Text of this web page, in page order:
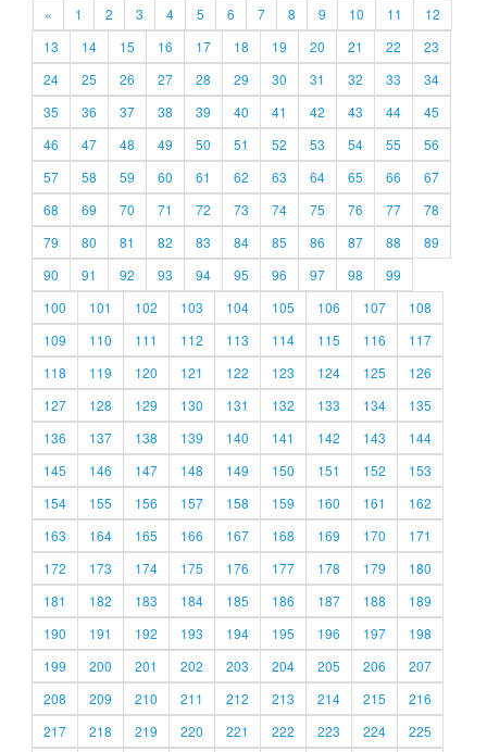
« 1 2 3 4 5 6 7 8 9 10 11
12
13
14 15 16 17 18 19 20 21 22
23
24
25 26 27 28 29 30 31 32 33
34
35
36 37 38 39 40 41 42 43 44
45
46
47 48 49 50 51 52 53 54 55
56
57
58 59 60 61 62 63 64 65 66
67
68
69 70 71 72 73 74 75 76 77
78
79
80 81 82 83 84 85 86 87 88
89
90
91 92 93 94 95 96 97 98
99
100
101 102 103 104 105 106 107
108
109
110 111 112 113 114 115 116
117
118
119 120 121 122 123 124 125
126
127
128 129 130 131 132 133 134
135
136
137 138 139 140 141 142 143
144
145
146 147 148 149 150 151 152
153
154
155 156 157 158 159 160 161
162
163
164 165 166 167 168 169 170
171
172
173 174 175 176 177 178 179
180
181
182 183 184 185 186 187 188
189
190
191 192 193 194 195 196 197
198
199
200 201 202 203 204 205 206
207
208
209 210 211 212 213 214 215
216
217
218 219 220 221 222 223 224
225